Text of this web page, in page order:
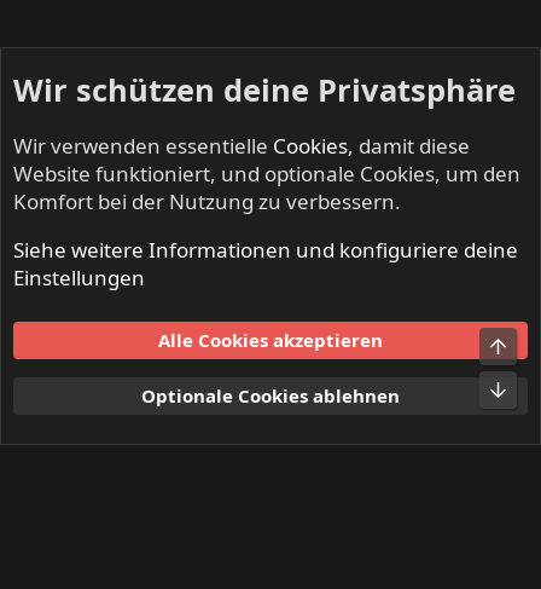
Mitglieder
Nutzungsbedingungen
Datenschutz
S
Wir schützen deine Privatsphäre
Wir verwenden essentielle Cookies, damit diese
Website funktioniert, und optionale Cookies, um den
Komfort bei der Nutzung zu verbessern.
Siehe weitere Informationen und konfiguriere deine
Einstellungen
Alle Cookies akzeptieren
Optionale Cookies ablehnen